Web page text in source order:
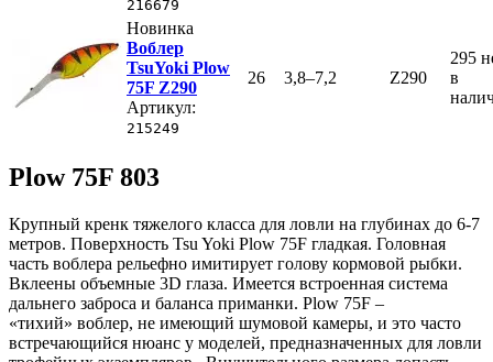
216679
Новинка
Воблер
TsuYoki Plow
75F Z290
Артикул:
215249
26 3,8–7,2 Z290
295
в
Plow 75F 803
Крупный кренк тяжелого класса для ловли на глубинах до 6-7
метров. Поверхность Tsu Yoki Plow 75F гладкая. Головная
часть воблера рельефно имитирует голову кормовой рыбки.
Вклеены объемные 3D глаза. Имеется встроенная система
дальнего заброса и баланса приманки. Plow 75F –
«тихий» воблер, не имеющий шумовой камеры, и это часто
встречающийся нюанс у моделей, предназначенных для ловли